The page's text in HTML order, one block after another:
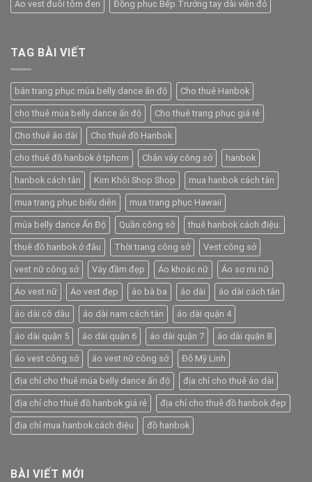
Áo vest đuôi tôm đen Đồng phục Bếp Trưởng tay dài viền đỏ
TAG BÀI VIẾT
bán trang phục múa belly dance ấn độ Cho thuê Hanbok
cho thuê múa belly dance ấn độ Cho thuê trang phục giá rẻ
Cho thuê áo dài Cho thuê đồ Hanbok
cho thuê đồ hanbok ở tphcm Chân váy công sở hanbok
hanbok cách tân Kim Khôi Shop Shop mua hanbok cách tân
mua trang phục biểu diễn mua trang phục Hawaii
múa belly dance Ấn Độ Quần công sở thuê hanbok cách điệu.
thuê đồ hanbok ở đâu Thời trang công sở Vest công sở
vest nữ công sở Váy đầm đẹp Áo khoác nữ Áo sơ mi nữ
Áo vest nữ Áo vest đẹp áo bà ba áo dài áo dài cách tân
áo dài cô dâu áo dài nam cách tân áo dài quận 4
áo dài quận 5 áo dài quận 6 áo dài quận 7 áo dài quận 8
áo vest công sở áo vest nữ công sở Đỗ Mỹ Linh
địa chỉ cho thuê múa belly dance ấn độ địa chỉ cho thuê áo dài
địa chỉ cho thuê đồ hanbok giá rẻ địa chỉ cho thuê đồ hanbok đẹp
địa chỉ mua hanbok cách điệu đồ hanbok
BÀI VIẾT MỚI